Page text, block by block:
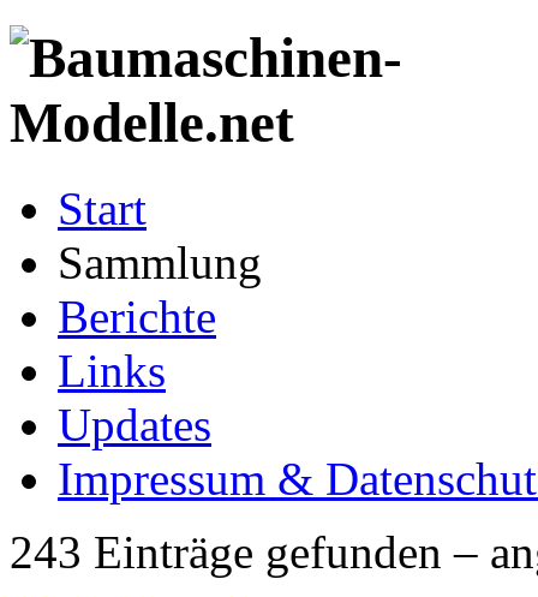
Start
Sammlung
Berichte
Links
Updates
Impressum &
243 Einträge gefunden –